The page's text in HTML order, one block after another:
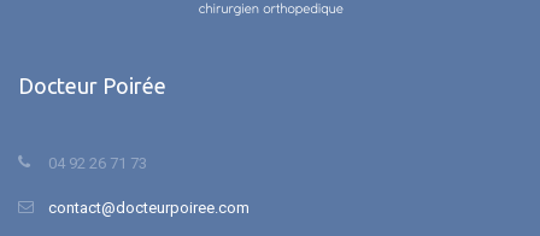
Docteur Poirée
04 92 26 71 73
contact@docteurpoiree.com